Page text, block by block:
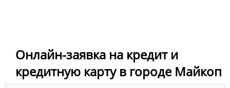
Онлайн-заявка на кредит и
кредитную карту в городе Майкоп